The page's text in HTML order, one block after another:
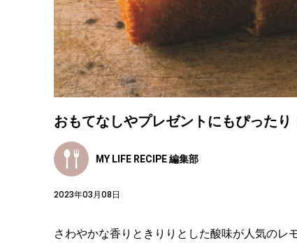
おもてなしやプレゼントにもぴった
MY LIFE RECIPE 編集部
2023年03月08日
さわやかな香りときりりとした酸味が人気の